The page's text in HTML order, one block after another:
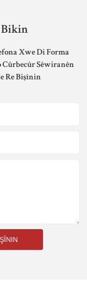
Bikin
Xwe Di Forma
Sêwiranên
Re Bişînin